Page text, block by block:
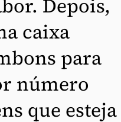
Depois,
caixa
para
número
que esteja